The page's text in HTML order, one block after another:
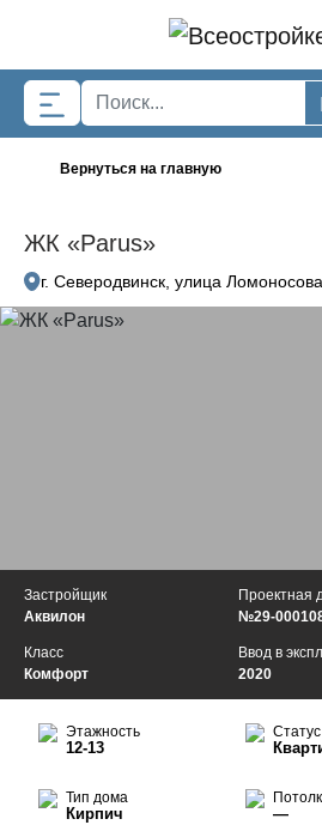
Вернуться на главную
ЖК «Parus»
г. Северодвинск, улица
Застройщик
Аквилон
Проектная
№29-
Ввод в
2020
Класс
Комфорт
Этажность
12-13
Тип дома
Кирпич —